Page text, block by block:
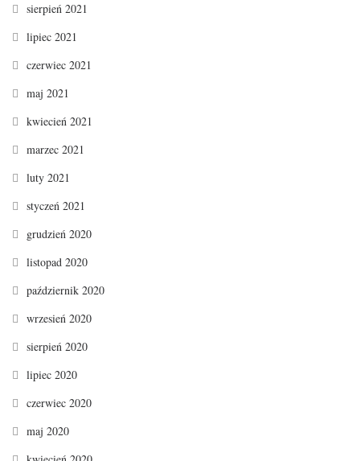
sierpień 2021
lipiec 2021
czerwiec 2021
maj 2021
kwiecień 2021
marzec 2021
luty 2021
styczeń 2021
grudzień 2020
listopad 2020
październik 2020
wrzesień 2020
sierpień 2020
lipiec 2020
czerwiec 2020
maj 2020